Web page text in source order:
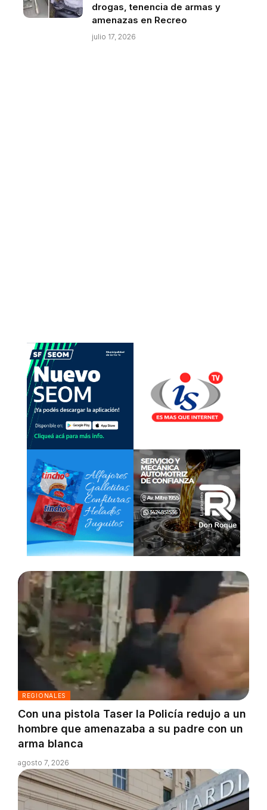
drogas, tenencia de armas y
amenazas en Recreo
julio 17, 2026
REGIONALES
Con una pistola Taser la Policía redujo a un
hombre que amenazaba a su padre con un
arma blanca
agosto 7, 2026